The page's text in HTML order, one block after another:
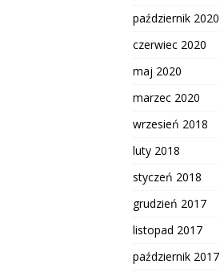
październik 2020
czerwiec 2020
maj 2020
marzec 2020
wrzesień 2018
luty 2018
styczeń 2018
grudzień 2017
listopad 2017
październik 2017